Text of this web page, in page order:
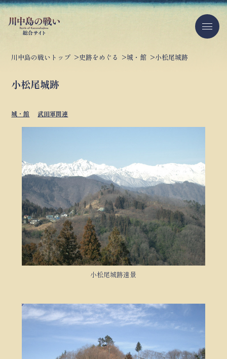
川中島の戦いトップ 史跡をめぐる 城・館 小松尾城跡
小松尾城跡
城・館 武田軍関連
小松尾城跡遠景